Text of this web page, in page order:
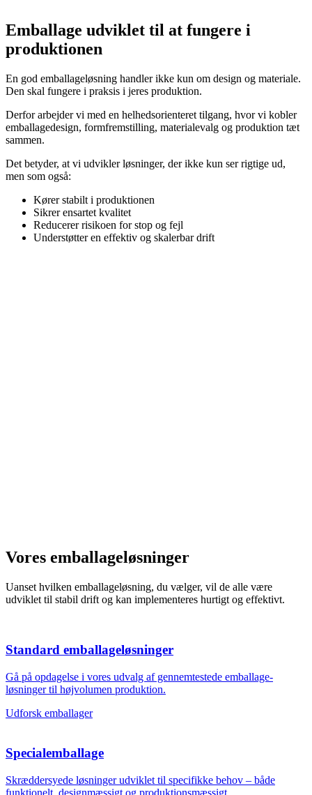
Emballage udviklet til at fungere i
produktionen
En god emballageløsning handler ikke kun om design og materiale.
Den skal fungere i praksis i jeres produktion.
Derfor arbejder vi med en helhedsorienteret tilgang, hvor vi kobler
emballagedesign, formfremstilling, materialevalg og produktion tæt
sammen.
Det betyder, at vi udvikler løsninger, der ikke kun ser rigtige ud,
men som også:
Kører stabilt i produktionen
Sikrer ensartet kvalitet
Reducerer risikoen for stop og fejl
Understøtter en effektiv og skalerbar drift
Vores emballage­løsninger
Uanset hvilken emballageløsning, du vælger, vil de alle være
udviklet til stabil drift og kan implemen­teres hurtigt og effektivt.
Standard emballageløsninger
Gå på opdagelse i vores udvalg af gennem­testede emballage­
løsninger til højvolumen produktion.
Udforsk emballager
Specialemballage
Skræddersyede løsninger udviklet til specifikke behov – både
funktionelt, designmæssigt og produktionsmæssigt.